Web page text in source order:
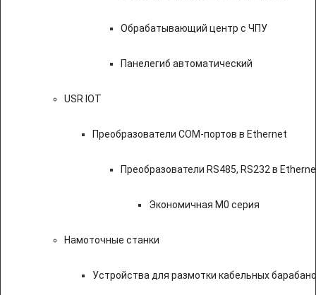
Обрабатывающий центр с ЧПУ
Панелегиб автоматический
USR IOT
Преобразователи COM-портов в Ethernet
Преобразователи RS485, RS232 в
Экономичная M0 серия
Намоточные станки
Устройства для размотки кабельных